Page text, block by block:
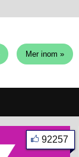
Mer inom »
92257